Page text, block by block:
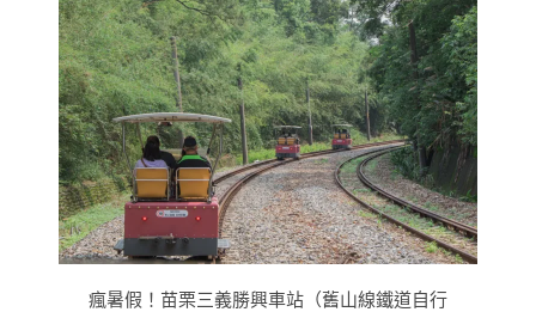
瘋暑假！苗栗三義勝興車站（舊山線鐵道自行